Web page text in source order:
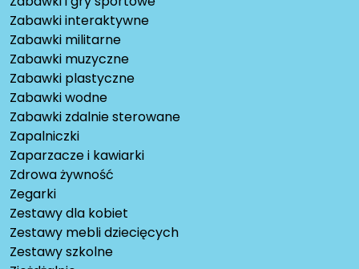
Zabawki interaktywne
Zabawki militarne
Zabawki muzyczne
Zabawki plastyczne
Zabawki wodne
Zabawki zdalnie sterowane
Zapalniczki
Zaparzacze i kawiarki
Zdrowa żywność
Zegarki
Zestawy dla kobiet
Zestawy mebli dziecięcych
Zestawy szkolne